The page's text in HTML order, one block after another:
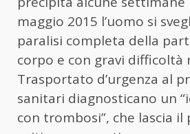
maggio 2015 l’uomo si
paralisi completa della
corpo e con gravi difficoltà
Trasportato d’urgenza al
sanitari diagnosticano un
con trombosi”, che lascia il